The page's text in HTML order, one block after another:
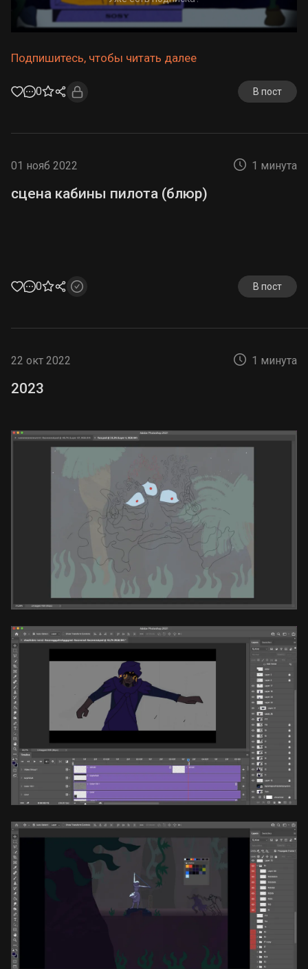
Подпишитесь, чтобы читать далее
0 В пост
01 нояб 2022 1 минута
сцена кабины пилота (блюр)
0 В пост
22 окт 2022 1 минута
2023